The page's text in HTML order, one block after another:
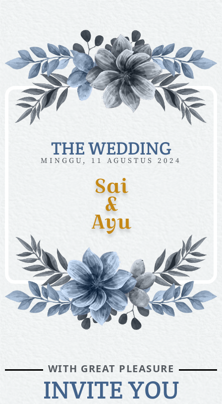
THE WEDDING
MINGGU, 11 AGUSTUS 2024
Sai
&
Ayu
WITH GREAT PLEASURE
INVITE YOU